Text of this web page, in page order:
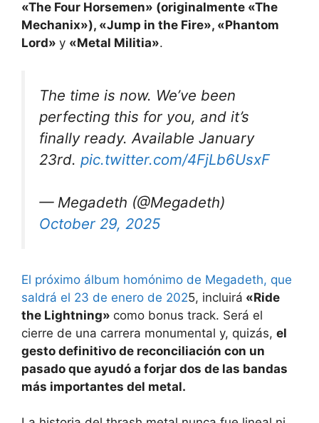
«The Four Horsemen» (originalmente «The
Mechanix»), «Jump in the Fire», «Phantom
Lord» y «Metal Militia».
The time is now. We’ve been
perfecting this for you, and it’s
finally ready. Available January
23rd. pic.twitter.com/4FjLb6UsxF
— Megadeth (@Megadeth)
October 29, 2025
El próximo álbum homónimo de Megadeth, que
saldrá el 23 de enero de 2025, incluirá «Ride
the Lightning» como bonus track. Será el
cierre de una carrera monumental y, quizás, el
gesto definitivo de reconciliación con un
pasado que ayudó a forjar dos de las bandas
más importantes del metal.